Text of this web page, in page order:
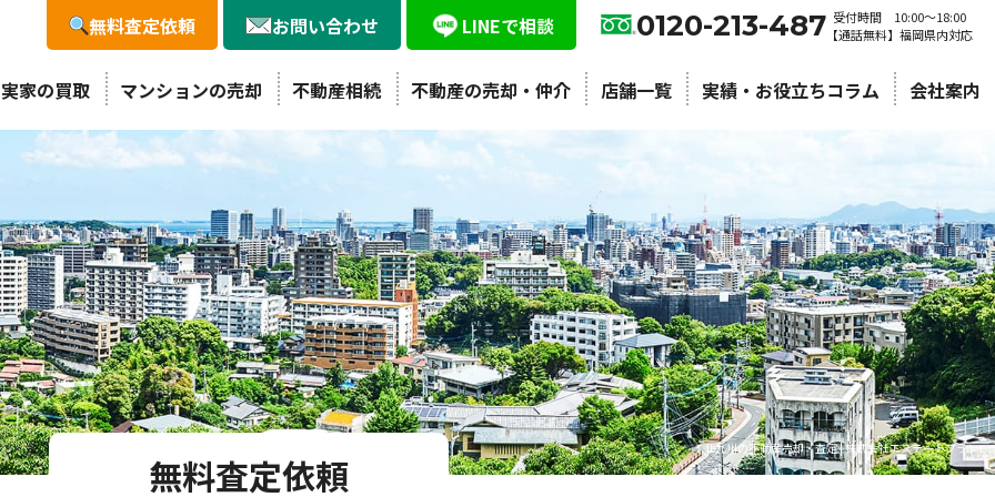
無料査定依頼 お問い合わせ LINEで相談 0120-213-487 受付時間 10:00〜18:00
【通話無料】福岡県内対応
家の買取 マンションの売却 不動産相続 不動産の売却・仲介 店舗一覧 実績・お役立ちコラム 会社案内
北九州の不動産売却・査定 | 株式会社エステートプラン
無料査定依頼